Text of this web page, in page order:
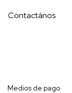
Contactános
Medios de pago